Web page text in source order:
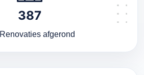
387
Renovaties afgerond